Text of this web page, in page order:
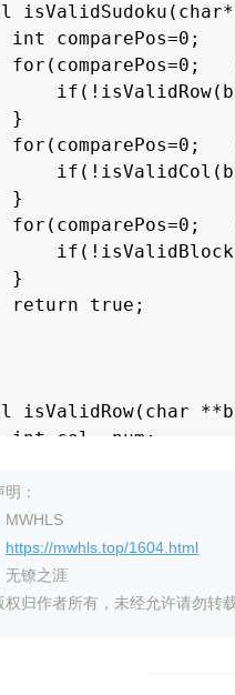
int comparePos=0;
for(comparePos=0;
}
for(comparePos=0;
}
for(comparePos=0;
}
return true;
isValidRow(char
int col, num;
for(col=0;  col<9;
num =
if(num == '.'-
else return
：
MWHLS
https://mwhls.top/1604.html
无镣之涯
权归作者所有，未经允许请勿转载